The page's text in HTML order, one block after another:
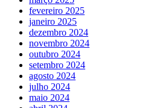
fevereiro 2025
janeiro 2025
dezembro 2024
novembro 2024
outubro 2024
setembro 2024
agosto 2024
julho 2024
maio 2024